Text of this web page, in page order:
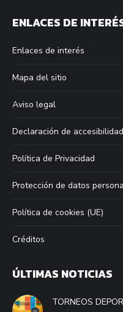
opens
new
window
opens
new
window
opens
new
window
opens
new
ENLACES DE
Enlaces de interés
Mapa del sitio
Aviso legal
Declaración de accesibilidad
Política de Privacidad
Protección de datos
Política de cookies (UE)
Créditos
ÚLTIMAS NOTICIAS
TORNEOS